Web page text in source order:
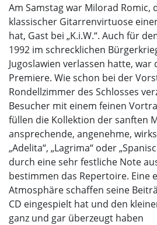
Am Samstag war Milorad Romic,
klassischer Gitarrenvirtuose
hat, Gast bei „K.i.W.“. Auch für
1992 im schrecklichen
Jugoslawien verlassen hatte, war
Premiere. Wie schon bei der
Rondellzimmer des Schlosses
Besucher mit einem feinen
füllen die Kollektion der sanften
ansprechende, angenehme,
„Adelita“, „Lagrima“ oder
durch eine sehr festliche Note
bestimmen das Repertoire. Eine
Atmosphäre schaffen seine
CD eingespielt hat und den
ganz und gar überzeugt haben